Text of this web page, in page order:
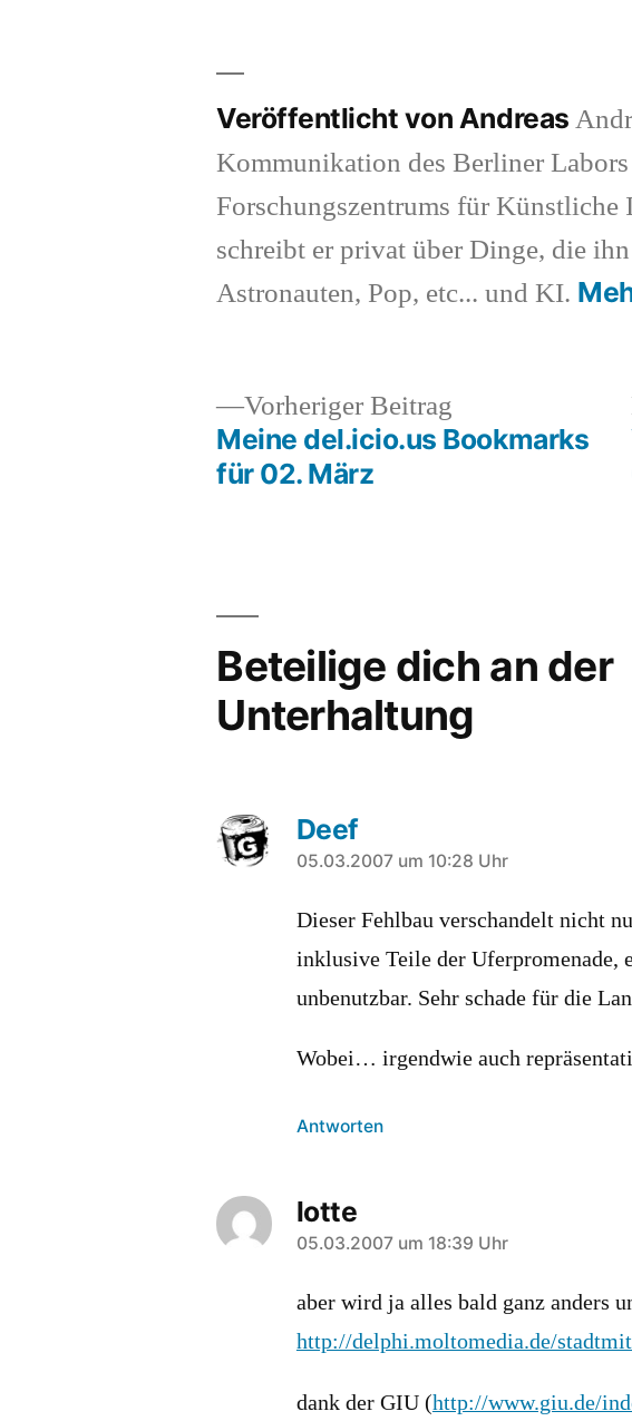
Veröffentlicht von Andreas
Kommunikation des Berliner Labors
Forschungszentrums für
schreibt er privat über Dinge, die
Astronauten, Pop, etc... und KI.
Beitragsnavigation
Vorheriger Beitrag
Beitrag:
Meine del.icio.us Bookmarks
für 02. März
Beteilige dich an der
Unterhaltung
Deef
sagt:
05.03.2007 um 10:28 Uhr
Dieser Fehlbau verschandelt nicht
inklusive Teile der Uferpromenade,
unbenutzbar. Sehr schade für die
Wobei… irgendwie auch
Antworten
lotte
sagt:
05.03.2007 um 18:39 Uhr
aber wird ja alles bald ganz anders
http://delphi.moltomedia.de/
dank der GIU (http://www.giu.de/